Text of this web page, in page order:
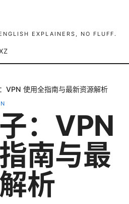
EXPLAINERS, NO FLUFF.
VPN 使用全指南与最新资源解析
：VPN
南与最
析